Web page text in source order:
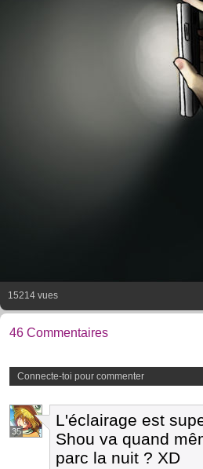
15214 vues
46 Commentaires
Connecte-toi pour commenter
35
L'éclairage est
Shou va quand
parc la nuit ? XD